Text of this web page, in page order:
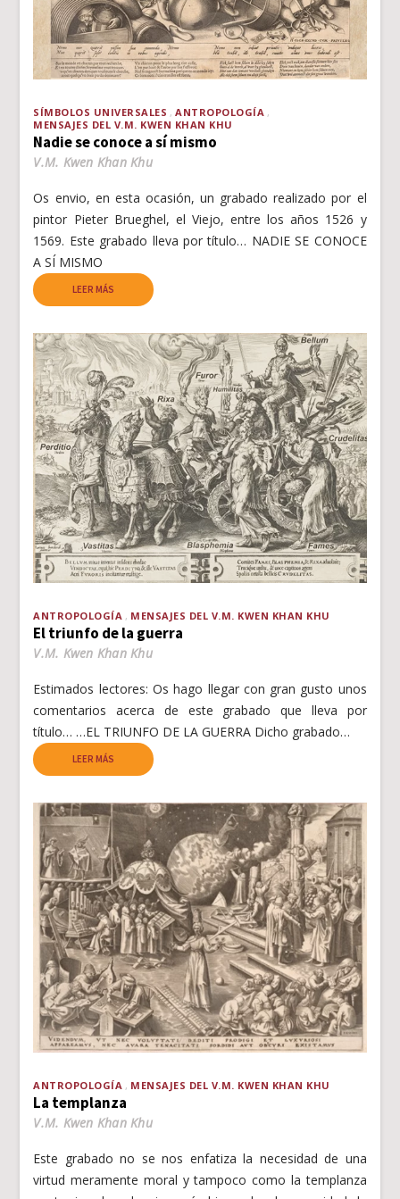
SÍMBOLOS UNIVERSALES
ANTROPOLOGÍA
MENSAJES DEL V.M. KWEN KHAN KHU
Nadie se conoce a sí mismo
V.M. Kwen Khan Khu
Os envio, en esta ocasión, un grabado realizado por el
pintor Pieter Brueghel, el Viejo, entre los años 1526 y
1569. Este grabado lleva por título… NADIE SE CONOCE
A SÍ MISMO
LEER MÁS
ANTROPOLOGÍA MENSAJES DEL V.M. KWEN KHAN KHU
El triunfo de la guerra
V.M. Kwen Khan Khu
Estimados lectores: Os hago llegar con gran gusto unos
comentarios acerca de este grabado que lleva por
título… …EL TRIUNFO DE LA GUERRA Dicho grabado…
LEER MÁS
ANTROPOLOGÍA MENSAJES DEL V.M. KWEN KHAN KHU
La templanza
V.M. Kwen Khan Khu
Este grabado no se nos enfatiza la necesidad de una
virtud meramente moral y tampoco como la templanza